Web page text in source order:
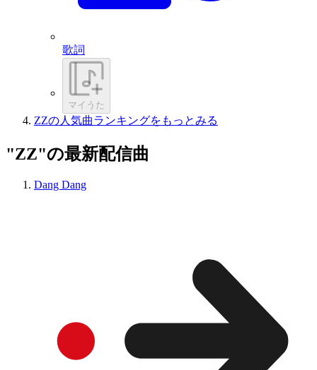
歌詞
マイうた
ZZの人気曲ランキングをもっとみる
"ZZ"の最新配信曲
Dang Dang